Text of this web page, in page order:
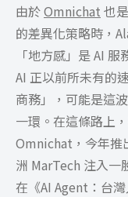
由於Omnichat 也
的差異化策略時，
「地方感」是 AI
AI 正以前所未有的
商務」，可能是這
一環。在這條路上
Omnichat，今年推
洲 MarTech 注入一
在《AI Agent：台